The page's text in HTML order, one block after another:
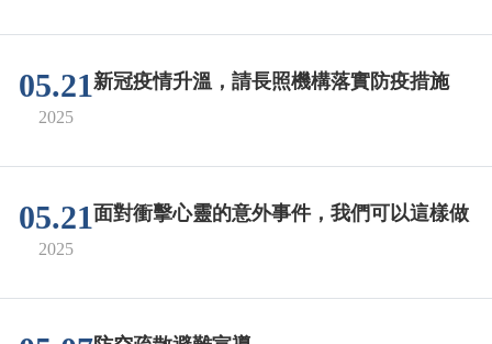
05.21
2025
新冠疫情升溫，請長照機構落實防疫措施
05.21
2025
面對衝擊心靈的意外事件，我們可以這樣做